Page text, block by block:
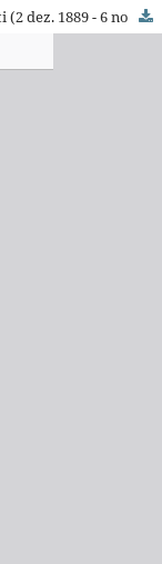
Centenário de Nascimento de Anita Malfatti (2 dez. 1889 - 6 nov. 1964)